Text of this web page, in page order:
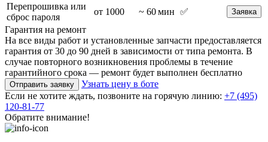
Перепрошивка или
сброс пароля
от 1000 ~ 60 мин ✅ Заявка
Гарантия на ремонт
На все виды работ и установленные запчасти предоставляется
гарантия от 30 до 90 дней в зависимости от типа ремонта. В
случае повторного возникновения проблемы в течение
гарантийного срока — ремонт будет выполнен бесплатно
Отправить заявку
Узнать цену в боте
Если не хотите ждать, позвоните на горячую линию: +7 (495)
120-81-77
Обратите внимание!